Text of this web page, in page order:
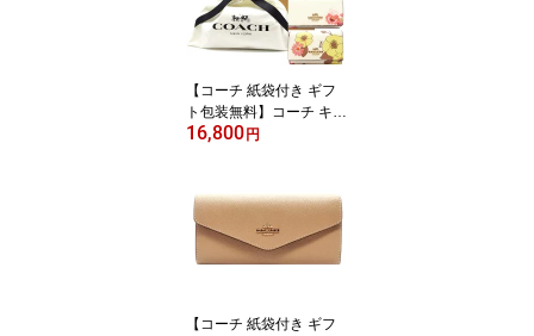
定モデル】【COACH コ
ーチ】【サイフ さいふ】
【楽ギフ_包装】【コン
す楽】
【コーチ 紙袋付き ギフ
ト包装無料】コーチ キー
ケース フローラルプリン
79 ICI799 IMCAH 【COA
CH コーチ 】【ブランド
キーケース】【新作モデ
ル・新品】【楽ギフ_包
【あす楽】
16,800 円
【コーチ 紙袋付き ギフ